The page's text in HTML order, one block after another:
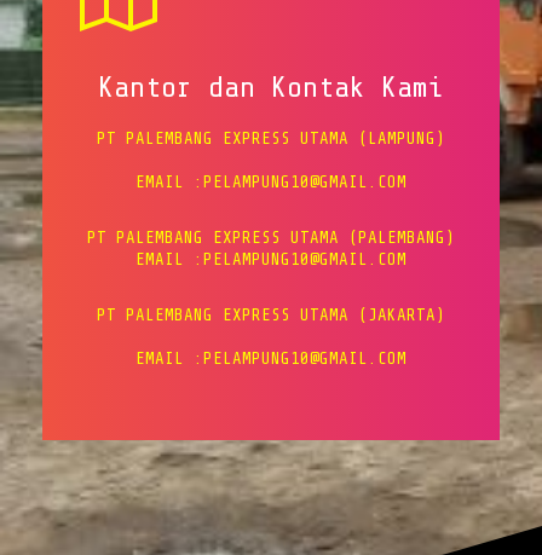
Kantor dan Kontak Kami
PT PALEMBANG EXPRESS UTAMA (LAMPUNG)
EMAIL :PELAMPUNG10@GMAIL.COM
PT PALEMBANG EXPRESS UTAMA (PALEMBANG)
EMAIL :PELAMPUNG10@GMAIL.COM
PT PALEMBANG EXPRESS UTAMA (JAKARTA)
EMAIL :PELAMPUNG10@GMAIL.COM